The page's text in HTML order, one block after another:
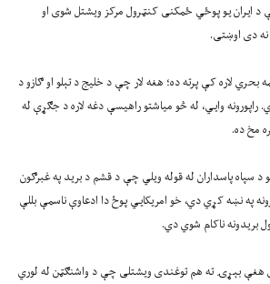
کې د ايران يو پوځي ځمکنی کنټرول مرکز ويشتل شوی او
نه دی اوښتی.
بحري لاره کې پرته ده؛ هغه لار چې د خليج د تېلو او ګازو د
راپورونه وايي، له څو مياشتو راهيسې دغه لاره د جګړې له
مخ ده.
د سپاه پاسداران له قوله ويلي چې د قشم د بريد په غبرګون
په نښه کړي دي، خو امريکايي پوځ دا ادعاوې ناسمې بللې
بريدونه ناکام شوي دي.
هغې بېړۍ ته هم توغندی ويشتلی چې د واشنګټن له لوري